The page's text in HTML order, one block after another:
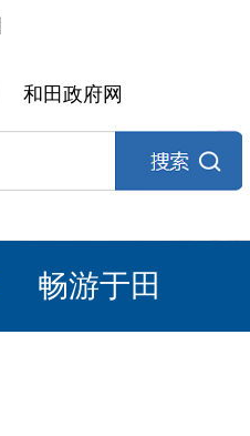
和田政府网
畅游于田